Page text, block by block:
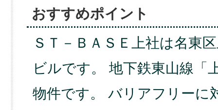
おすすめポイント
ＳＴ－ＢＡＳＥ上社は名東
ビルです。 地下鉄東山線「
物件です。 バリアフリーに